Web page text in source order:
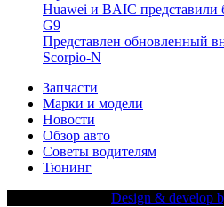
Huawei и BAIC представили
G9
Представлен обновленный
Scorpio-N
Запчасти
Марки и модели
Новости
Обзор авто
Советы водителям
Тюнинг
Design & develop